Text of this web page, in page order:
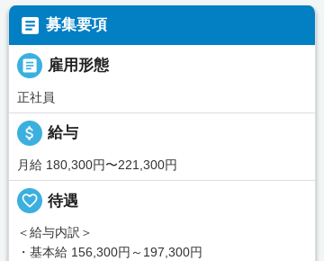
 募集要項
 雇用形態
正社員
attach_money 給与
月給 180,300円〜221,300円
favorite_border 待遇
＜給与内訳＞
・基本給 156,300円～197,300円